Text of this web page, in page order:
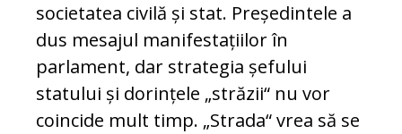
societatea ci­vilă și stat. Președintele a
dus mesajul ma­nifestațiilor în
parlament, dar strategia șe­fului
statului și dorințele „străzii“ nu vor
coincide mult timp. „Strada“ vrea să se